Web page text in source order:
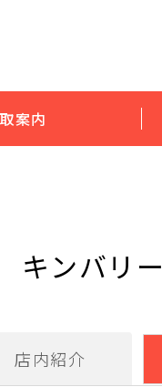
案内
キンバリ
店内紹介